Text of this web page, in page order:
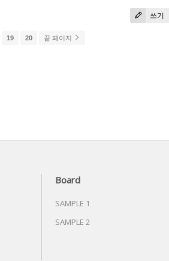
쓰기
19 20 끝 페이지
Board
SAMPLE 1
SAMPLE 2